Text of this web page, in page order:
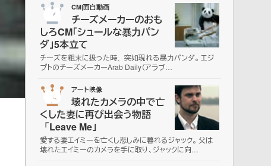
02 CM|面白動画
チーズメーカーのおも
しろCM「シュールな暴力パン
ダ」5本立て
チーズを粗末に扱った時、突如現れる暴力パンダ。 エジ
プトのチーズメーカーArab Daily（アラブ…
03 アート映像
壊れたカメラの中で亡
くした妻に再び出会う物語
「Leave Me」
愛する妻エイミーを亡くし悲しみに暮れるジャック。 父は
壊れたエイミーのカメラを手に取り、ジャックに向…